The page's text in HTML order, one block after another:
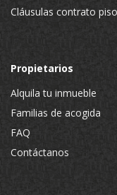
Cláusulas contrato
Propietarios
Alquila tu inmueble
Familias de acogida
FAQ
Contáctanos